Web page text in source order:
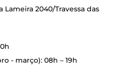
Lameira 2040/Travessa das
- março): 08h – 19h